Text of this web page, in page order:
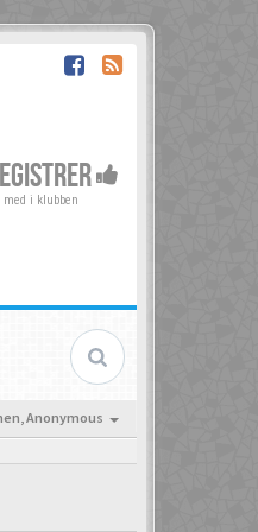
med i klubben
Anonymous